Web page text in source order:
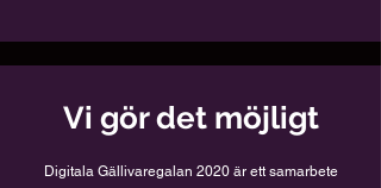
Vi gör det möjligt
Digitala Gällivaregalan 2020 är ett samarbete